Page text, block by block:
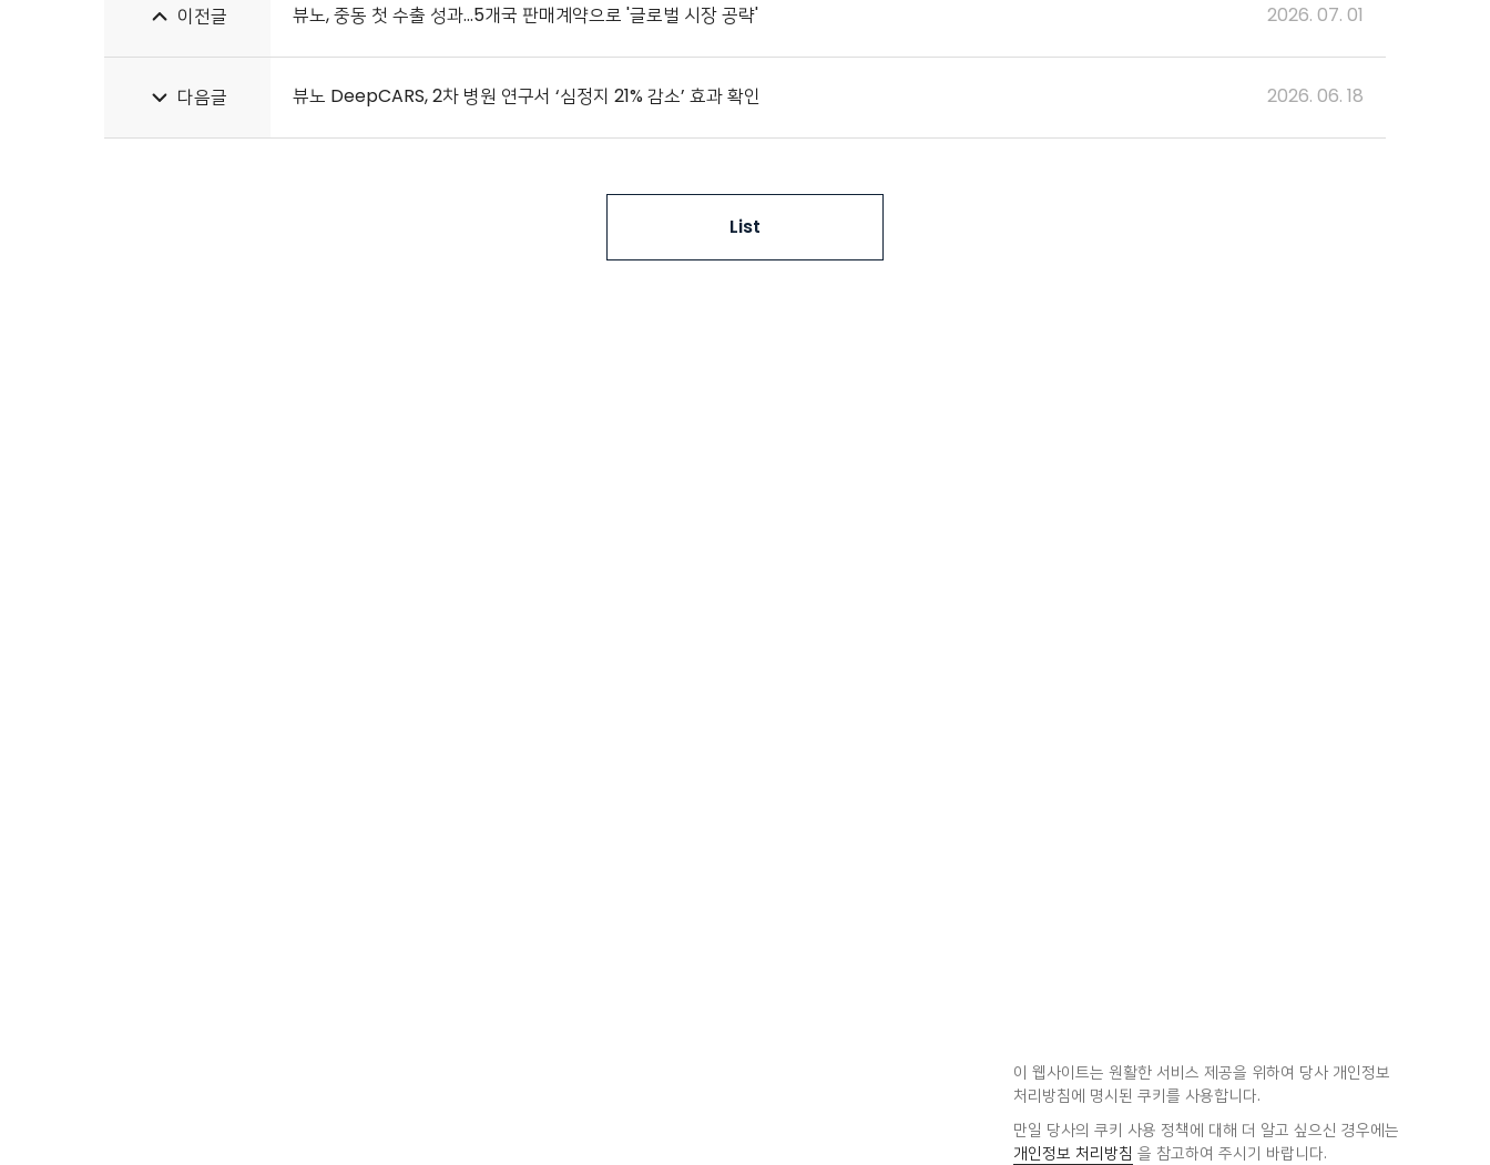
이전글 뷰노, 중동 첫 수출 성과…5개국 판매계약으로 '글로벌 시장 공략' 2026. 07. 01
다음글 뷰노 DeepCARS, 2차 병원 연구서 ‘심정지 21% 감소’ 효과 확인 2026. 06. 18
List
이 웹사이트는 원활한 서비스 제공을 위하여 당사 개인정보
처리방침에 명시된 쿠키를 사용합니다.
만일 당사의 쿠키 사용 정책에 대해 더 알고 싶으신 경우에는
개인정보 처리방침 을 참고하여 주시기 바랍니다.